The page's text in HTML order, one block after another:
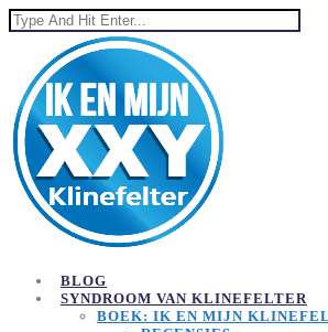
BLOG
SYNDROOM VAN KLINEFELTER
BOEK: IK EN MIJN